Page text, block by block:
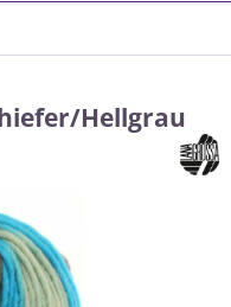
Hellgrau